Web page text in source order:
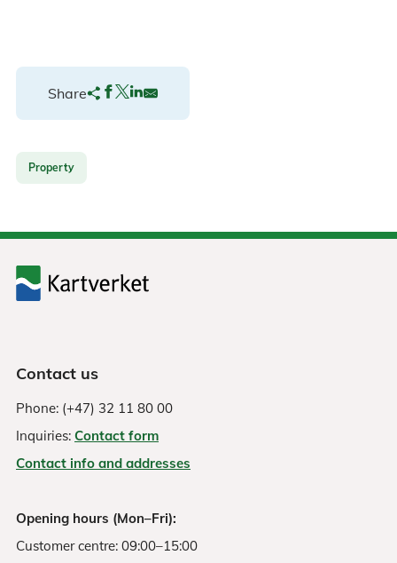
Share
Property
Contact us
Phone: (+47) 32 11 80 00
Inquiries: Contact form
Contact info and addresses
Opening hours (Mon–Fri):
Customer centre: 09:00–15:00